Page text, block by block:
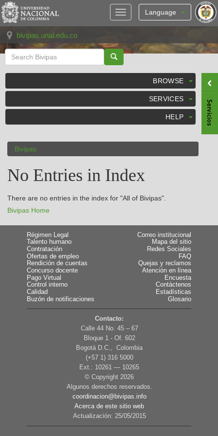
Skip
navigation
Language
bivipas.unal.edu.co
BROWSE
SERVICES
HELP
Bivipas
No Entries in Index
There are no entries in the index for "All of Bivipas".
Bivipas Home
Régimen Legal
Talento humano
Contratación
Ofertas de empleo
Rendición de cuentas
Concurso docente
Pago Virtual
Control interno
Calidad
Buzón de notificaciones
Correo institucional
Mapa del sitio
Redes Sociales
FAQ
Quejas y reclamos
Atención en línea
Encuesta
Contáctenos
Estadísticas
Glosario
Contacto:
Calle 44 No. 45 – 67
Bloque 1 - Of. 602
Bogotá D.C., Colombia
(+57 1) 316 5000
Ext.: 10261 — 10265
© Copyright 2026
Algunos derechos reservados.
coordinacion@bivipas.info
Acerca de este sitio web
Actualización: 25/05/2015